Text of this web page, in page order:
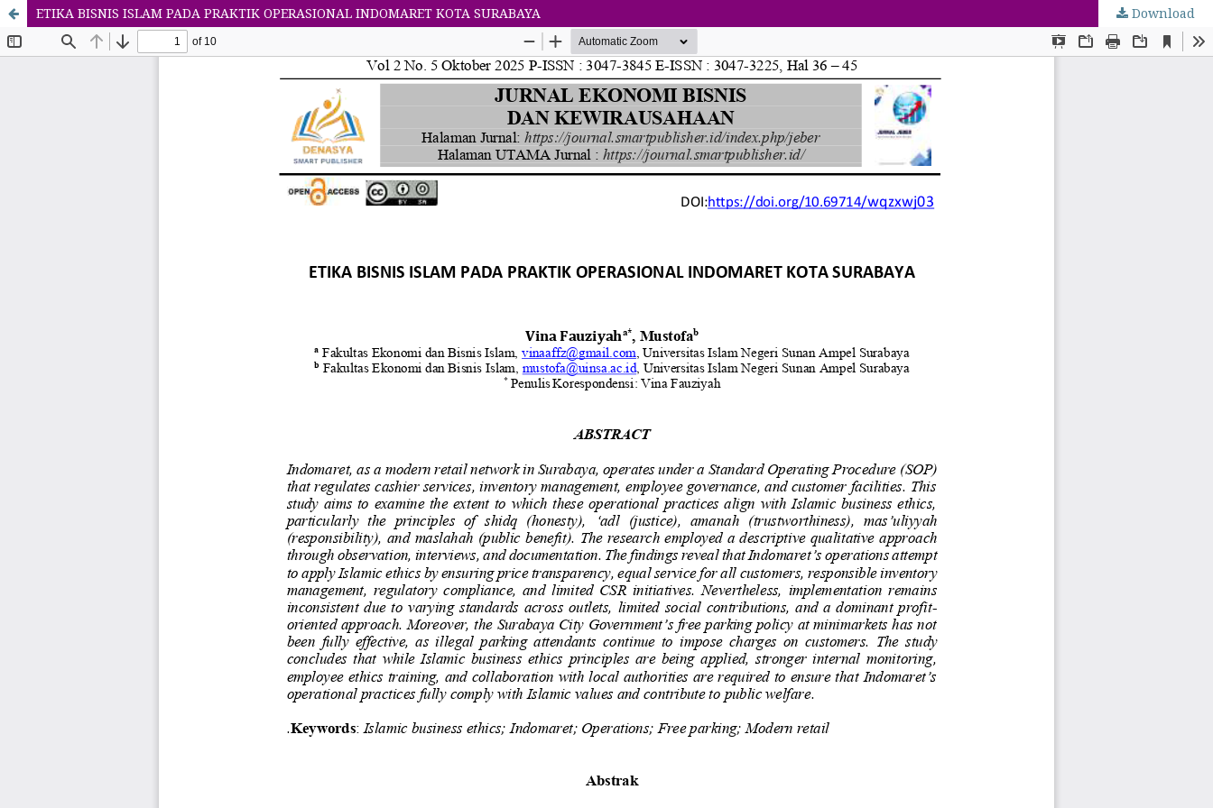
ETIKA BISNIS ISLAM PADA PRAKTIK OPERASIONAL INDOMARET KOTA SURABAYA Download